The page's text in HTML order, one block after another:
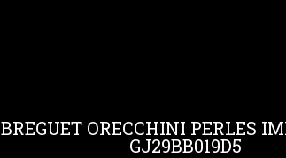
BREGUET ORECCHINI PERLES
GJ29BB019D5